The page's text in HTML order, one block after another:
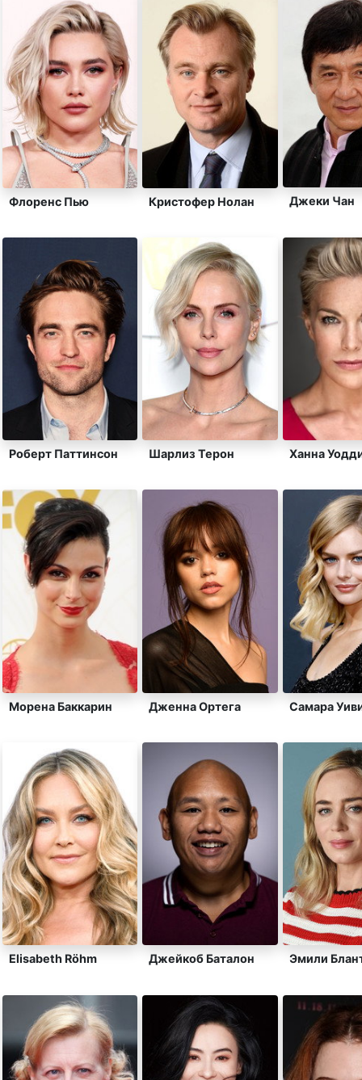
Флоренс Пью Кристофер Нолан Джеки Чан
Роберт Паттинсон Шарлиз Терон Ханна
Морена Баккарин Дженна Ортега Самара
Elisabeth Röhm Джейкоб Баталон Эмили